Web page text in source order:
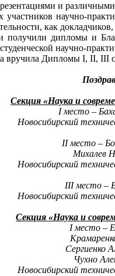
и
научно-
как
получили дипломы и
научно-
Дипломы I, II, III
Секция «Наука и
I место –
Новосибирский
II место –
Михалев
Новосибирский
III место –
Новосибирский
Секция «Наука и
I место –
Сергиенко
Чухно
Новосибирский